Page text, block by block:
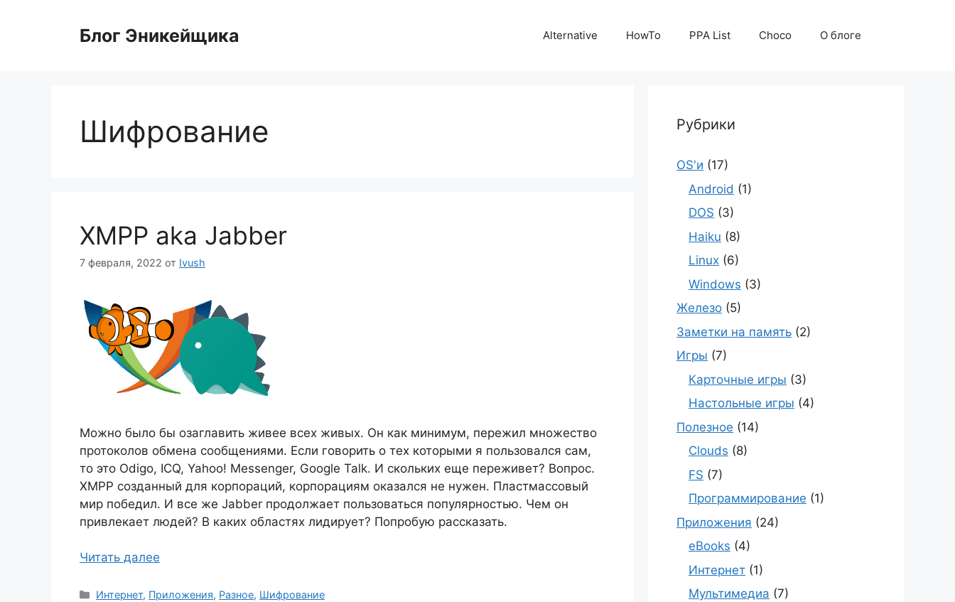
содержимомуБлог Эникейщика Alternative HowTo PPA List Choco О блоге
Шифрование
XMPP aka Jabber
7 февраля, 2022 от Ivush
Можно было бы озаглавить живее всех живых. Он как минимум, пережил множество
протоколов обмена сообщениями. Если говорить о тех которыми я пользовался сам,
то это Odigo, ICQ, Yahoo! Messenger, Google Talk. И скольких еще переживет? Вопрос.
XMPP созданный для корпораций, корпорациям оказался не нужен. Пластмассовый
мир победил. И все же Jabber продолжает пользоваться популярностью. Чем он
привлекает людей? В каких областях лидирует? Попробую рассказать.
Читать далее
Рубрики
Интернет, Приложения, Разное, Шифрование
Рубрики
OS'и (17)
Android (1)
DOS (3)
Haiku (8)
Linux (6)
Windows (3)
Железо (5)
Заметки на память (2)
Игры (7)
Карточные игры (3)
Настольные игры (4)
Полезное (14)
Clouds (8)
FS (7)
Программирование (1)
Приложения (24)
eBooks (4)
Интернет (1)
Мультимедиа (7)